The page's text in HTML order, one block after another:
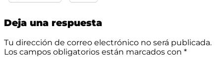
Deja una respuesta
Tu dirección de correo electrónico no será publicada.
Los campos obligatorios están marcados con *